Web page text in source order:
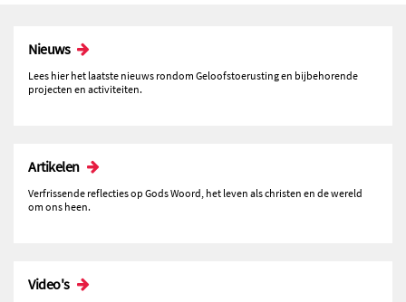
Nieuws
Lees hier het laatste nieuws rondom Geloofstoerusting en bijbehorende
projecten en activiteiten.
Artikelen
Verfrissende reflecties op Gods Woord, het leven als christen en de wereld
om ons heen.
Video's